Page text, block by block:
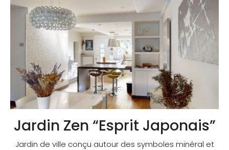
Jardin Zen “Esprit Japonais”
Jardin de ville conçu autour des symboles minéral et